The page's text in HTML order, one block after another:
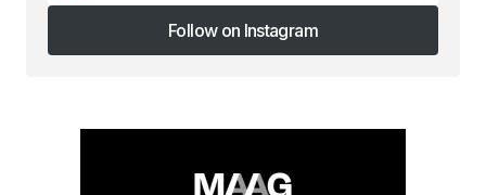
Follow on Instagram
Follow on Instagram